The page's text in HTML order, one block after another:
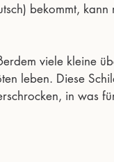
bekommt,
viele kleine
leben. Diese
in was